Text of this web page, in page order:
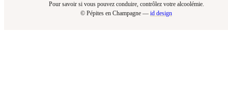
Pour savoir si vous pouvez conduire, contrôlez votre alcoolémie.​
© Pépites en Champagne — id design